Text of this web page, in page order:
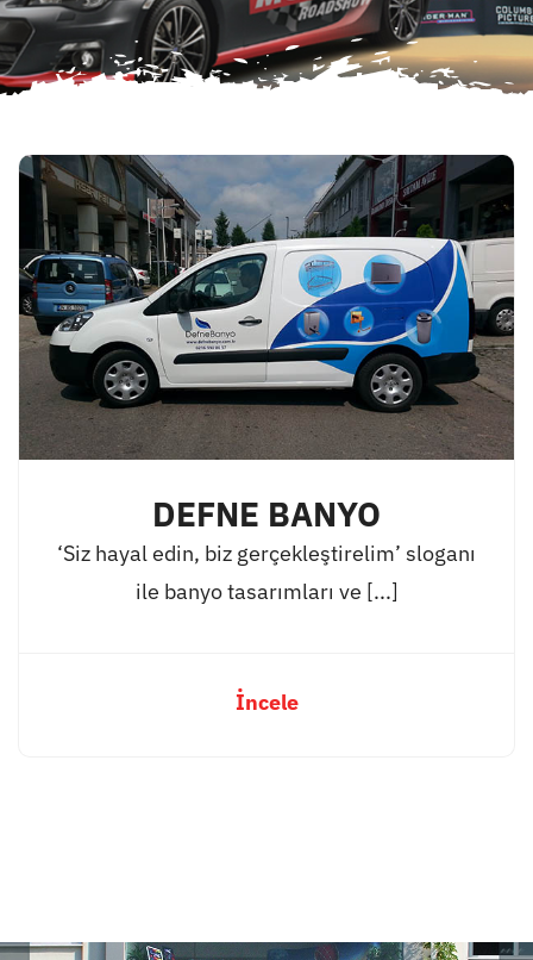
DEFNE BANYO
‘Siz hayal edin, biz gerçekleştirelim’ sloganı
ile banyo tasarımları ve [...]
İncele